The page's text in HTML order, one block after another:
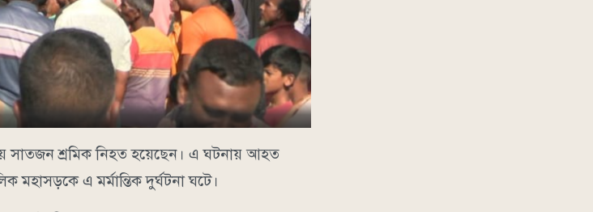
সাতজন শ্রমিক নিহত হয়েছেন। এ ঘটনায় আহত
এ মর্মান্তিক দুর্ঘটনা ঘটে।